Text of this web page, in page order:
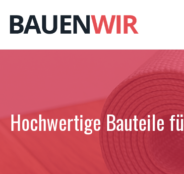
Inhalt
springen
Hochwertige Bauteile